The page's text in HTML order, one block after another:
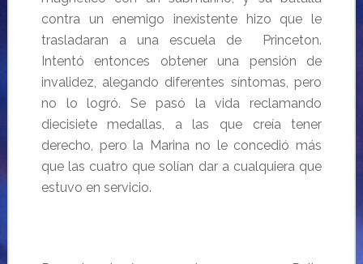
contra un enemigo inexistente hizo que le
trasladaran a una escuela de Princeton.
Intentó entonces obtener una pensión de
invalidez, alegando diferentes síntomas, pero
no lo logró. Se pasó la vida reclamando
diecisiete medallas, a las que creía tener
derecho, pero la Marina no le concedió más
que las cuatro que solían dar a cualquiera que
estuvo en servicio.